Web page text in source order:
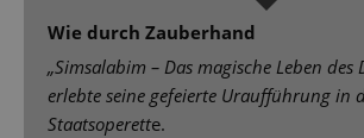
Wie durch Zauberhand
„Simsalabim – Das magische Leben des
erlebte seine gefeierte Uraufführung in
Staatsoperette.